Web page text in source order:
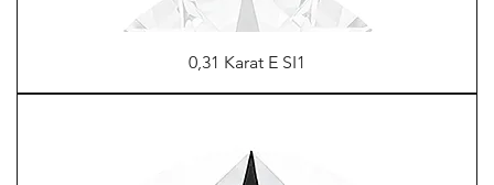
0,31 Karat E SI1